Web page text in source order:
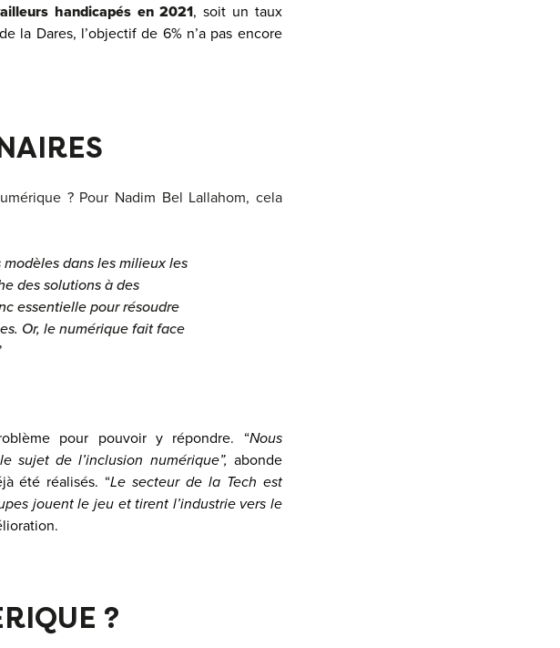
handicapés en 2021, soit un taux
la Dares, l’objectif de 6% n’a pas encore
? Pour Nadim Bel Lallahom, cela
dans les milieux les
des solutions à des
essentielle pour résoudre
Or, le numérique fait face
pour pouvoir y répondre. “Nous
sujet de l’inclusion numérique”, abonde
été réalisés. “Le secteur de la Tech est
jouent le jeu et tirent l’industrie vers le
?